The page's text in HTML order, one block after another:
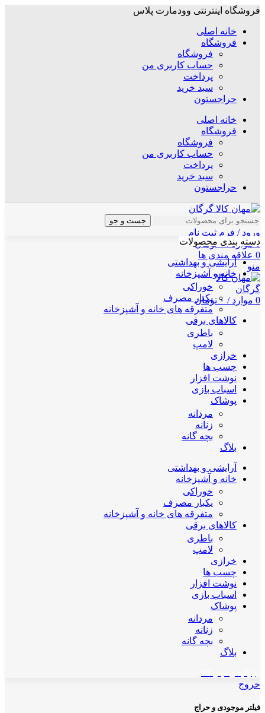
فروشگاه اینترنتی وودمارت پلاس
خانه اصلی
فروشگاه
فروشگاه
حساب کاربری من
پرداخت
سبد خرید
حراجستون
خانه اصلی
فروشگاه
فروشگاه
حساب کاربری من
پرداخت
سبد خرید
حراجستون
جست و جو
ورود / فرم ثبت نام
0 موارد / ۰ تومان
0 علاقه مندی ها
منو
0 موارد / ۰ تومان
دسته بندی محصولات
آرایشی و بهداشتی
خانه و آشپزخانه
خوراکی
یکبار مصرف
متفرقه های خانه و آشپزخانه
کالاهای برقی
باطری
لامپ
خرازی
چسب ها
نوشت افزار
اسباب بازی
پوشاک
مردانه
زنانه
بچه گانه
بلاگ
آرایشی و بهداشتی
خانه و آشپزخانه
خوراکی
یکبار مصرف
متفرقه های خانه و آشپزخانه
کالاهای برقی
باطری
لامپ
خرازی
چسب ها
نوشت افزار
اسباب بازی
پوشاک
مردانه
زنانه
بچه گانه
بلاگ
خروج
فیلتر موجودی و حراج